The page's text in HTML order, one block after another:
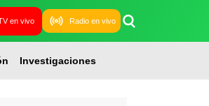
en vivo Radio en vivo
Investigaciones